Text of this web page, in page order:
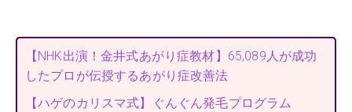
【NHK出演！金井式あがり症教材】65,089人が成功
したプロが伝授するあがり症改善法
【ハゲのカリスマ式】ぐんぐん発毛プログラム